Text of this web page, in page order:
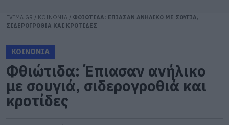
EVIMA.GR / ΚΟΙΝΩΝΙΑ / ΦΘΙΩΤΙΔΑ: ΕΠΙΑΣΑΝ ΑΝΗΛΙΚΟ ΜΕ ΣΟΥΓΙΑ,
ΣΙΔΕΡΟΓΡΟΘΙΑ ΚΑΙ ΚΡΟΤΙΔΕΣ
ΚΟΙΝΩΝΙΑ
Φθιώτιδα: Έπιασαν ανήλικο
με σουγιά, σιδερογροθιά και
κροτίδες